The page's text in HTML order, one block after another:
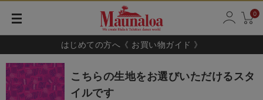
0
はじめての方へ《 お買い物ガイド 》
こちらの生地をお選びいただけるスタ
イルです